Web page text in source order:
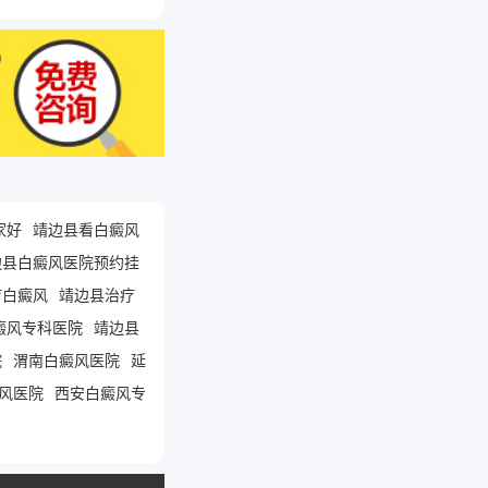
好 靖边县看白癜风
白癜风医院预约挂
癜风 靖边县治疗
风专科医院 靖边县
渭南白癜风医院 延
医院 西安白癜风专